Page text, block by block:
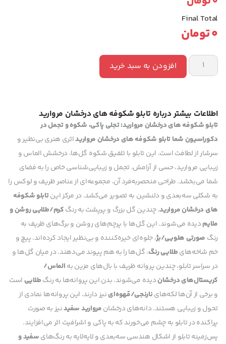
Final Total
0تومان
افزودن به سبد خرید
اطلاعات بیشتر درباره تابلو شکوفه های درخشان مروارید
تابلو شکوفه های درخشان مروارید: تجلی پاکی، شکوه و تجمل در
دکوراسیون شماتابلو شکوفه های درخشان مرواریداثری هنری بی‌نظیر و
سرشار از لطافت است. این تابلو با تلفیق شکوه گل‌ها، درخشش الماس و
زیبایی مروارید، حسی از آرامش، تجمل و زیبایی‌شناسی خاص را به فضای
شما می‌بخشد. طراحی منحصربه‌فرد آن، مجموعه‌ای از عناصر ظریف و لوکس را
به شکلی سه‌بعدی و دلنشین به تصویر می‌کشد. در مرکز اینتابلو شکوفه
های درخشان مروارید، چندین گل بزرگ و پرپشت به رنگکرم/طلایی روشن و
ملایمدیده می‌شوند. این گل‌ها با پرچم‌های روشن و برگ‌های ظریف به
رنگ صورتی هلویی/بژ، جلوه‌ای خیره‌کننده و بی‌نظیر ایجاد کرده‌اند. پیچ و
خم شاخه‌هایطلایی رنگ، گل‌ها را به هم پیوند می‌دهند. در میان گل‌ها و
در سراسر تابلو، چندین پروانه ظریف با بال‌های مزین بهالماس/
کریستال‌های درخشاندیده می‌شوند. بدن این پروانه‌ها به رنگطلایی است
و برخی از آن‌ها لکه‌هاینارنجی/قهوه‌اینیز دارند. این پروانه‌ها نمادی از
تحول و زیبایی هستند. دانه‌های درخشانمروارید سفیدنیز به صورت
پراکنده در تابلو به چشم می‌خورند که به پاکی و اشرافیت اثر می‌افزایند.
پس‌زمینه تابلو از اشکال هندسی سه‌بعدی و لایه‌لایه به رنگ‌هایسفید و